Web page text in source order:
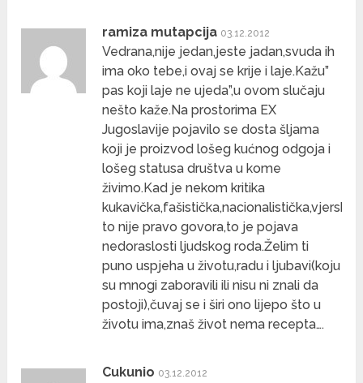
ramiza mutapcija 03.12.2012
Vedrana,nije jedan,jeste jadan,svuda ih
ima oko tebe,i ovaj se krije i laje.Kažu”
pas koji laje ne ujeda”,u ovom slučaju
nešto kaže.Na prostorima EX
Jugoslavije pojavilo se dosta šljama
koji je proizvod lošeg kućnog odgoja i
lošeg statusa društva u kome
živimo.Kad je nekom kritika
to nije pravo govora,to je pojava
nedoraslosti ljudskog roda.Želim ti
puno uspjeha u životu,radu i ljubavi(koju
su mnogi zaboravili ili nisu ni znali da
postoji),čuvaj se i širi ono lijepo što u
životu ima,znaš život nema recepta….
Cukunio 03.12.2012